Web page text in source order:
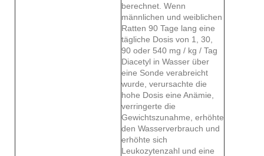
berechnet. Wenn
männlichen und weiblichen
Ratten 90 Tage lang eine
tägliche Dosis von 1, 30,
90 oder 540 mg / kg / Tag
Diacetyl in Wasser über
eine Sonde verabreicht
wurde, verursachte die
hohe Dosis eine Anämie,
verringerte die
Gewichtszunahme, erhöhte
den Wasserverbrauch und
erhöhte sich
Leukozytenzahl und eine